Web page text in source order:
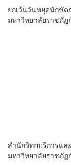
ยกเว้นวันหยุดนักขัต
มหาวิทยาลัยราชภัฏ
สำนักวิทยบริการแล
มหาวิทยาลัยราชภัฏ